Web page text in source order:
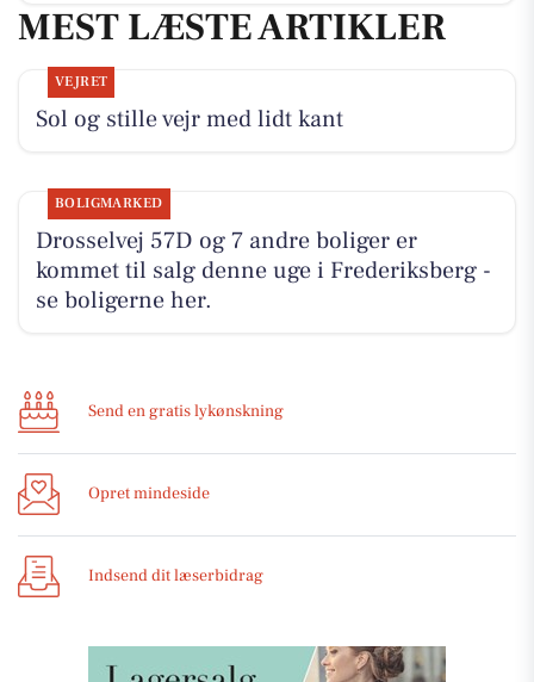
MEST LÆSTE ARTIKLER
VEJRET
Sol og stille vejr med lidt kant
BOLIGMARKED
Drosselvej 57D og 7 andre boliger er
kommet til salg denne uge i Frederiksberg -
se boligerne her.
Send en gratis lykønskning
Opret mindeside
Indsend dit læserbidrag